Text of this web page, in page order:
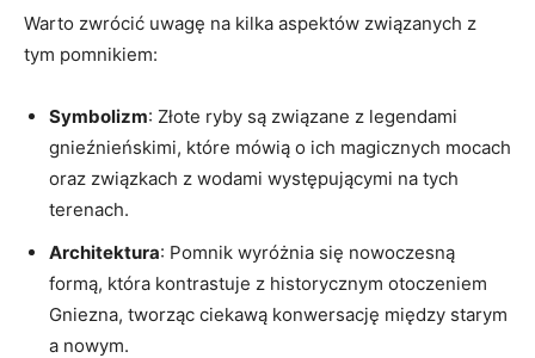
Warto zwrócić uwagę ⁤na kilka aspektów związanych ‍z
tym pomnikiem:
Symbolizm: Złote⁣ ryby ⁢są związane z legendami
gnieźnieńskimi, ‍które⁢ mówią o ich magicznych mocach
oraz ⁣związkach z wodami występującymi na tych
terenach.
Architektura: Pomnik wyróżnia ⁤się‍ nowoczesną
formą, która kontrastuje z historycznym otoczeniem⁤
Gniezna, tworząc ciekawą konwersację między starym
a nowym.